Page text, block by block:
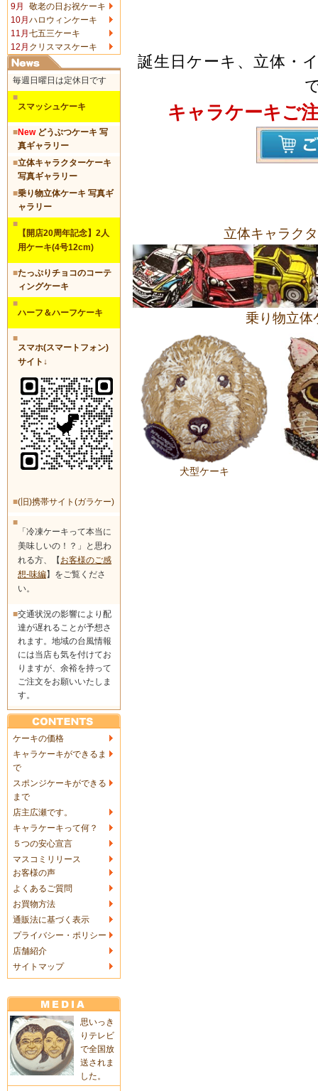
9月
敬老の日お祝ケーキ
10月 ハロウィンケーキ
11月 七五三ケーキ
12月 クリスマスケーキ
毎週日曜日は定休日です
■
スマッシュケーキ
■Newどうぶつケーキ 写
真ギャラリー
■立体キャラクターケーキ
写真ギャラリー
■乗り物立体ケーキ 写真ギ
ャラリー
■
【開店20周年記念】2人
用ケーキ(4号12cm)
■たっぷりチョコのコーテ
ィングケーキ
■
ハーフ＆ハーフケーキ
■
スマホ(スマートフォン)
サイト↓
■(旧)携帯サイト(ガラケー)
■
「冷凍ケーキって本当に
美味しいの！？」と思わ
れる方、【 お客様のご感
想-味編】をご覧くださ
い。
■交通状況の影響により配
達が遅れることが予想さ
れます。地域の台風情報
には当店も気を付けてお
りますが、余裕を持って
ご注文をお願いいたしま
す。
ケーキの価格
キャラケーキができるま
で
スポンジケーキができる
まで
店主広瀬です。
キャラケーキって何？
５つの安心宣言
マスコミリリース
お客様の声
よくあるご質問
お買物方法
通販法に基づく表示
プライバシー・ポリシー
店舗紹介
サイトマップ
思いっき
りテレビ
で全国放
送されま
した。
誕生日ケーキ、立体・
キャラケーキご
立体キャラク
乗り物立体
犬型ケーキ